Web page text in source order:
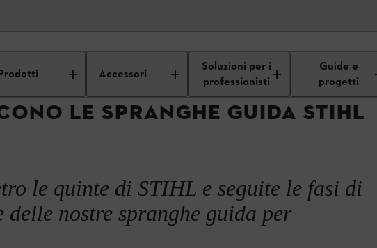
Accessori
Soluzioni per i
professionisti
Guide e
progetti
Produzione delle spranghe
LE SPRANGHE GUIDA STIHL
le quinte di STIHL e seguite le fasi di
delle nostre spranghe guida per